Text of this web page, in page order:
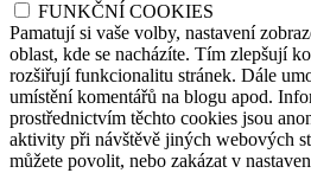
FUNKČNÍ COOKIES
Pamatují si vaše volby, nastavení
oblast, kde se nacházíte. Tím zlepšují
rozšiřují funkcionalitu stránek. Dále
umístění komentářů na blogu apod.
prostřednictvím těchto cookies jsou
aktivity při návštěvě jiných webových
můžete povolit, nebo zakázat v